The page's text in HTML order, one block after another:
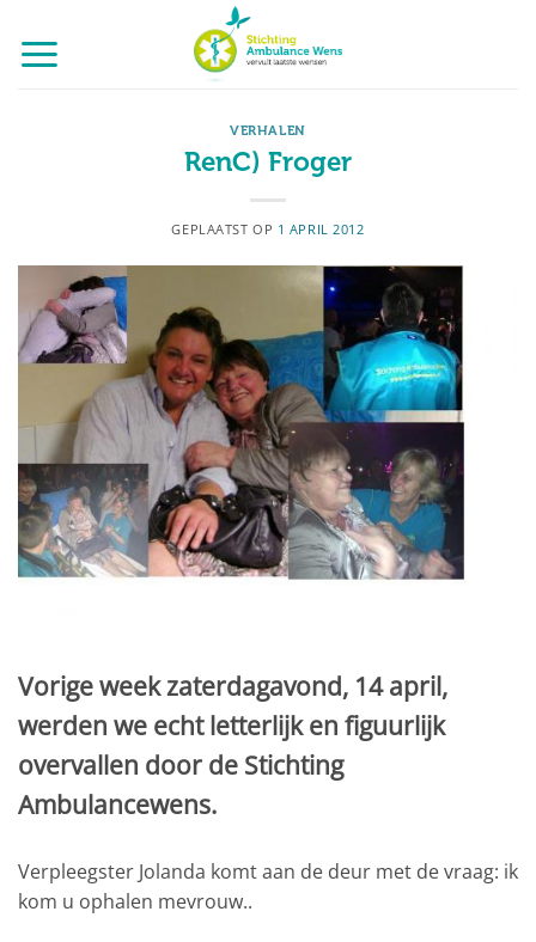
naar
inhoud
VERHALEN
RenC) Froger
GEPLAATST OP 1 APRIL 2012
Vorige week zaterdagavond, 14 april,
werden we echt letterlijk en figuurlijk
overvallen door de Stichting
Ambulancewens.
Verpleegster Jolanda komt aan de deur met de vraag: ik
kom u ophalen mevrouw..